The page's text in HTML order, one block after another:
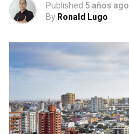
Published 5 años ago
By Ronald Lugo